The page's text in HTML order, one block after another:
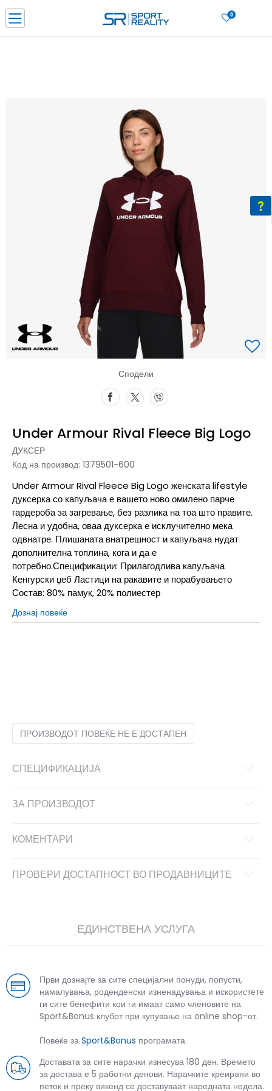
0
ДОЗНАЈ ПОВЕЌЕ
Ценовник
ДОЗНАЈ ПОВЕЌЕ
Сподели
Under Armour Rival Fleece Big Logo
ДУКСЕР
Код на производ: 1379501-600
Under Armour Rival Fleece Big Logo женската lifestyle
дуксерка со капуљача е вашето ново омилено парче
гардероба за загревање, без разлика на тоа што правите.
Лесна и удобна, оваа дуксерка е исклучително мека
одвнатре. Плишаната внатрешност и капуљача нудат
дополнителна топлина, кога и да е
потребно.Спецификации: Прилагодлива капуљача
Кенгурски џеб Ластици на ракавите и порабувањето
Состав: 80% памук, 20% полиестер
Дознај повеќе
ПРОИЗВОДОТ ПОВЕЌЕ НЕ Е ДОСТАПЕН
СПЕЦИФИКАЦИЈА
ЗА ПРОИЗВОДОТ
КОМЕНТАРИ
ПРОВЕРИ ДОСТАПНОСТ ВО ПРОДАВНИЦИТЕ
ЕДИНСТВЕНА УСЛУГА
Први дознајте за сите специјални понуди, попусти,
намалувања, роденденски изненадувања и искористете
ги сите бенефити кои ги имаат само членовите на
Sport&Bonus клубот при купување на online shop-от.
Повеќе за Sport&Bonus програмата.
Доставата за сите нарачки изнесува 180 ден. Времето
за достава е 5 работни денови. Нарачките креирани во
петок и преку викенд се доставуваат наредната недела.